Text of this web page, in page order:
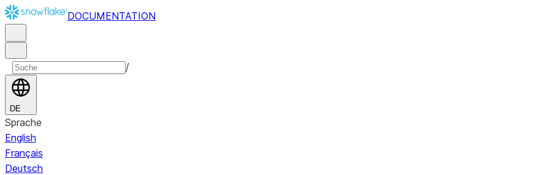
DOCUMENTATION
/
DE
Sprache
English
Français
Deutsch